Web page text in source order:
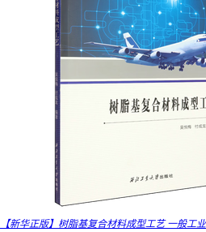
【新华正版】树脂基复合材料成型工艺 一般工